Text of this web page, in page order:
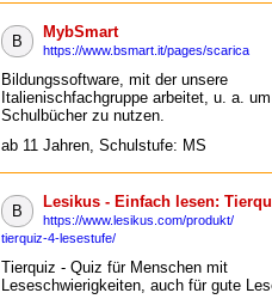
B
MybSmart
https://www.bsmart.it/pages/scarica
Bildungssoftware, mit der unsere
Italienischfachgruppe arbeitet, u. a.
Schulbücher zu nutzen.
ab 11 Jahren, Schulstufe: MS
B
Lesikus - Einfach lesen:
https://www.lesikus.com/produkt/
tierquiz-4-lesestufe/
Tierquiz - Quiz für Menschen mit
Leseschwierigkeiten, auch für gute